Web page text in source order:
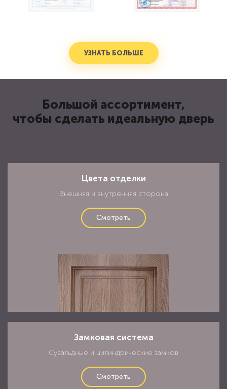
УЗНАТЬ БОЛЬШЕ
чтобы сделать идеальную дверь
Замки и отделка для металлических входных дверей
Цвета отделки
Внешняя и внутренняя сторона
Смотреть
Замковая система
Сувальдные и цилиндрические замков
Смотреть